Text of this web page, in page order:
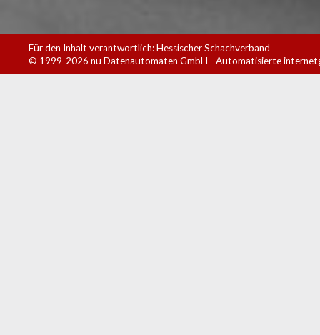
Für den Inhalt verantwortlich: Hessischer Schachverband
© 1999-2026 nu Datenautomaten GmbH - Automatisierte